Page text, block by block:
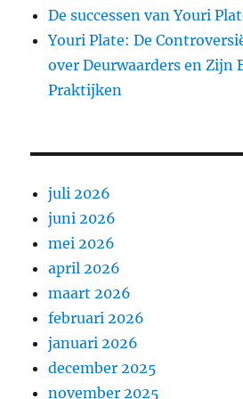
De successen van Youri
Youri Plate: De
over Deurwaarders en Zijn
Praktijken
juli 2026
juni 2026
mei 2026
april 2026
maart 2026
februari 2026
januari 2026
december 2025
november 2025